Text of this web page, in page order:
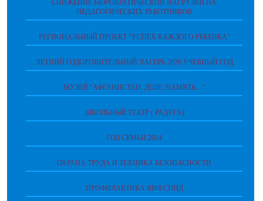
СНИЖЕНИЕ БЮРОКРАТИЧЕСКОЙ НАГРУЗКИ НА
ПЕДАГОГИЧЕСКИХ РАБОТНИКОВ
РЕГИОНАЛЬНЫЙ ПРОЕКТ "УСПЕХ КАЖДОГО РЕБЕНКА"
ЛЕТНИЙ ОЗДОРОВИТЕЛЬНЫЙ ЛАГЕРЬ 2026 УЧЕБНЫЙ ГОД
МУЗЕЙ "АФГАНИСТАН, ДОЛГ, ПАМЯТЬ... "
ШКОЛЬНЫЙ ТЕАТР ( РАДУГА)
ГОД СЕМЬИ 2024
ОХРАНА ТРУДА И ТЕХНИКА БЕЗОПАСНОСТИ
ПРОФИЛАКТИКА ВИЧ/СПИД